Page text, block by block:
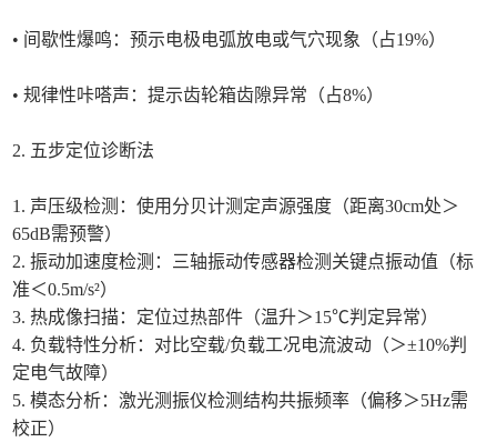
• 间歇性爆鸣：预示电极电弧放电或气穴现象（占19%）
• 规律性咔嗒声：提示齿轮箱齿隙异常（占8%）
2. 五步定位诊断法
1. 声压级检测：使用分贝计测定声源强度（距离30cm处＞
65dB需预警）
2. 振动加速度检测：三轴振动传感器检测关键点振动值（标
准＜0.5m/s²）
3. 热成像扫描：定位过热部件（温升＞15℃判定异常）
4. 负载特性分析：对比空载/负载工况电流波动（＞±10%判
定电气故障）
5. 模态分析：激光测振仪检测结构共振频率（偏移＞5Hz需
校正）